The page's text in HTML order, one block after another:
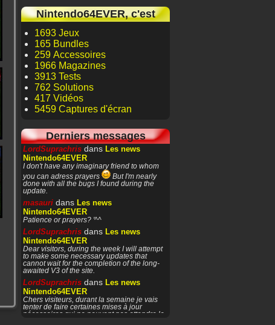
Nintendo64EVER, c'est
1693 Jeux
165 Bundles
259 Accessoires
1966 Magazines
3913 Tests
762 Solutions
417 Vidéos
5459 Captures d'écran
Derniers messages
LordSuprachris dans Les news
Nintendo64EVER
I don't have any imaginary friend to whom
you can adress prayers
But I'm nearly
done with all the bugs I found during the
update.
masauri dans Les news
Nintendo64EVER
Patience or prayers? '^^
LordSuprachris dans Les news
Nintendo64EVER
Dear visitors, during the week I will attempt
to make some necessary updates that
cannot wait for the completion of the long-
awaited V3 of the site.
LordSuprachris dans Les news
Nintendo64EVER
Chers visiteurs, durant la semaine je vais
tenter de faire certaines mises à jour
nécessaires qui ne peuvent pas attendre la